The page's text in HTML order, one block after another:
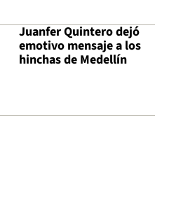
Juanfer Quintero dejó
emotivo mensaje a los
hinchas de Medellín